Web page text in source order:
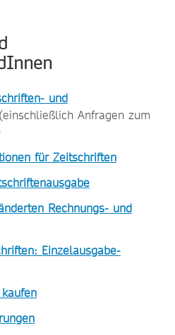
und
(einschließlich Anfragen zum
für Zeitschriften
Rechnungs- und
Einzelausgabe-